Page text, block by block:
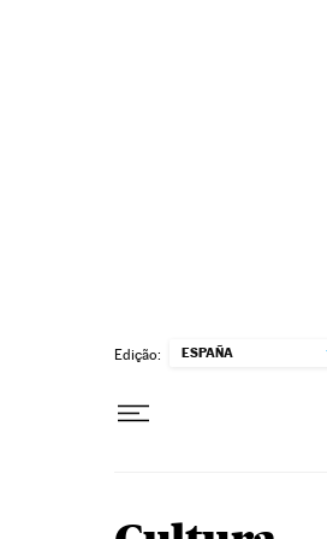
Edição: ESPAÑA